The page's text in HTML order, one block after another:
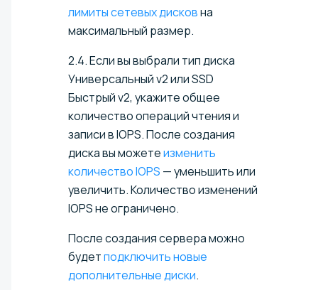
лимиты сетевых дисковна
максимальный размер.
2.4. Если вы выбрали тип диска
Универсальный v2 или SSD
Быстрый v2, укажите общее
количество операций чтения и
записи в IOPS. После создания
диска вы можетеизменить
количество IOPS — уменьшить или
увеличить. Количество изменений
IOPS не ограничено.
После создания сервера можно
будетподключить новые
дополнительные диски.